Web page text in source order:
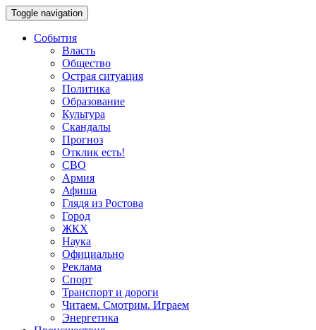
Toggle navigation
События
Власть
Общество
Острая ситуация
Политика
Образование
Культура
Скандалы
Прогноз
Отклик есть!
СВО
Армия
Афиша
Глядя из Ростова
Город
ЖКХ
Наука
Официально
Реклама
Спорт
Транспорт и дороги
Читаем. Смотрим. Играем
Энергетика